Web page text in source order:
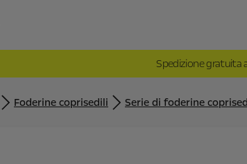
Spedizione gratuita
Foderine coprisedili Serie di foderine